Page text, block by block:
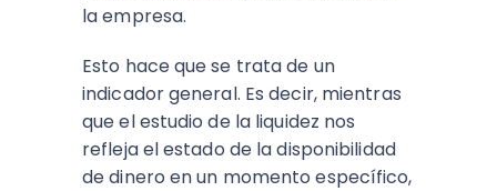
la empresa.
Esto hace que se trata de un
indicador general. Es decir, mientras
que el estudio de la liquidez nos
refleja el estado de la disponibilidad
de dinero en un momento específico,